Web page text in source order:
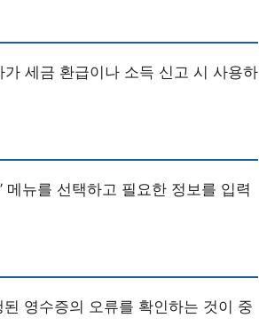
세금 환급이나 소득 신고 시 사용하
메뉴를 선택하고 필요한 정보를 입력
영수증의 오류를 확인하는 것이 중